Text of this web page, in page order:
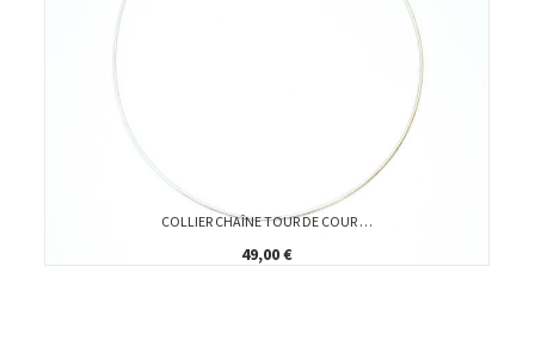
COLLIER CHAÎNE TOUR DE COUR …
49,00 €